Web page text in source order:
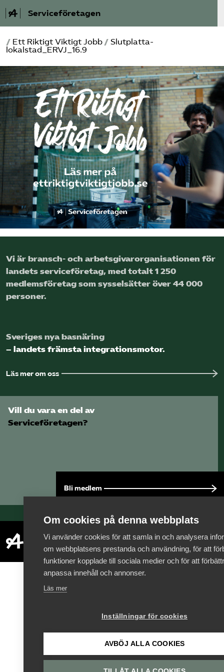
Serviceföretagen
Om Service­företagen
Branscher
Medlemskap
Auktorisation
Våra frågor
SRY
Bli medlem
Sök på serviceforetagen.se
In English
Om webbplatsen
/ Ett Riktigt Viktigt Jobb / Slutplatta-
lokalstad_ERVJ_16.9
Vi är bransch- och arbetsgivar­organisationen för
landets service­företag, med totalt 1 250
medlems­företag som sysselsätter över 44 000
personer.
Sveriges nya basnäring
– landets främsta integrationsmotor.
Läs mer om oss
Vill du vara en del av
Serviceföretagen?
Bli medlem
Om cookies på denna webbplats
Vi använder cookies för att samla in och analysera
om webbplatsens prestanda och användning, för att
funktioner kopplade till sociala medier och för att
anpassa innehåll och annonser.
Läs mer
Inställningar för cookies
AVBÖJ ALLA COOKIES